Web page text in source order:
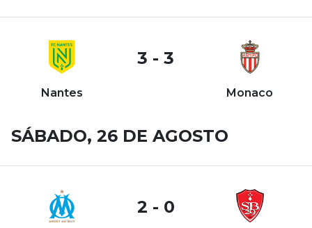
Nantes
3 - 3
Monaco
SÁBADO, 26 DE AGOSTO
2 - 0